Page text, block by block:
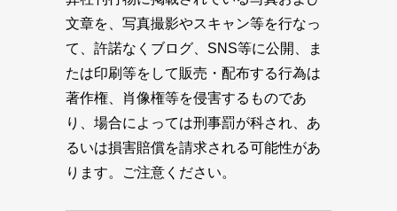
文章を、写真撮影やスキャン等を行なっ
て、許諾なくブログ、SNS等に公開、ま
たは印刷等をして販売・配布する行為は
著作権、肖像権等を侵害するものであ
り、場合によっては刑事罰が科され、あ
るいは損害賠償を請求される可能性があ
ります。ご注意ください。